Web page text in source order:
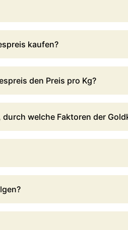
kaufen?
den Preis pro Kg?
welche Faktoren der